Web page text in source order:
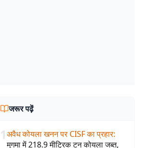
जरूर पढ़ें
1अवैध कोयला खनन पर CISF का प्रहार:
मुगमा में 218.9 मीट्रिक टन कोयला जब्त,